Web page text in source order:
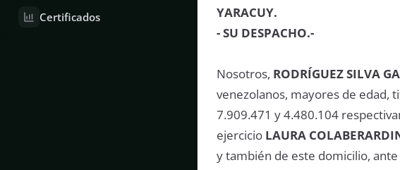
Certificados
YARACUY.
- SU DESPACHO.-
Nosotros, RODRÍGUEZ SILVA
venezolanos, mayores de edad,
7.909.471 y 4.480.104
ejercicio LAURA
y también de este domicilio,